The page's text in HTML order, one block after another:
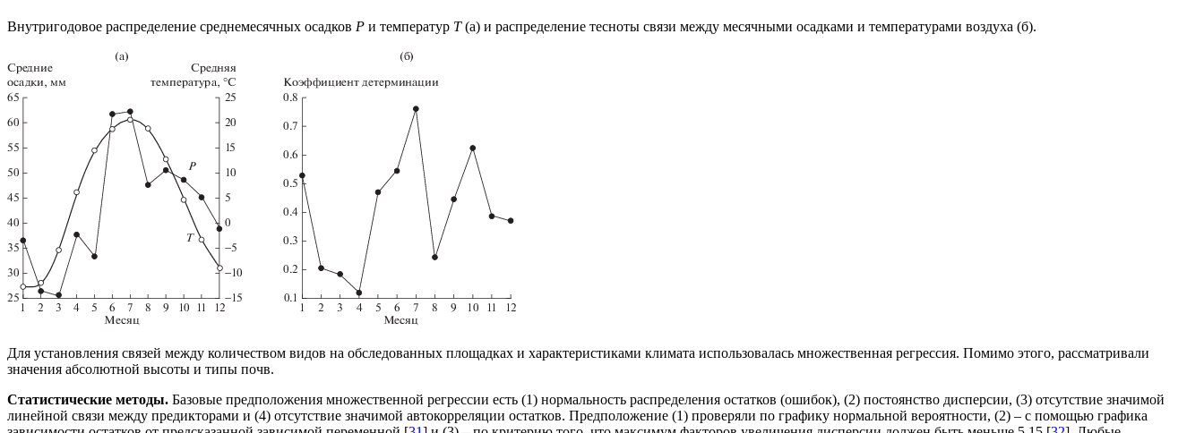
Внутригодовое распределение среднемесячных осадков P и температур T(а) и распределение тесноты связи между месячными осадками и температурами воздуха (б).
Для установления связей между количеством видов на обследованных площадках и характеристиками климата использовалась множественная регрессия. Помимо этого, рассматривали
значения абсолютной высоты и типы почв.
Статистические методы. Базовые предположения множественной регрессии есть (1) нормальность распределения остатков (ошибок), (2) постоянство дисперсии, (3) отсутствие значимой
линейной связи между предикторами и (4) отсутствие значимой автокорреляции остатков. Предположение (1) проверяли по графику нормальной вероятности, (2) – с помощью графика